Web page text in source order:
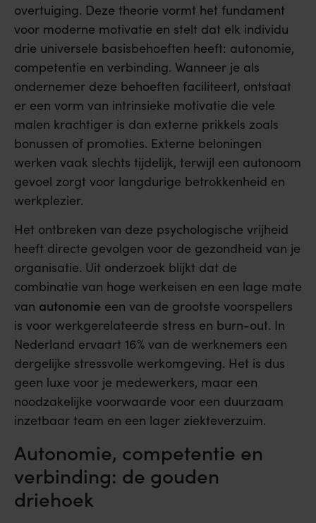
overtuiging. Deze theorie vormt het fundament
voor moderne motivatie en stelt dat elk individu
drie universele basisbehoeften heeft: autonomie,
competentie en verbinding. Wanneer je als
ondernemer deze behoeften faciliteert, ontstaat
er een vorm van intrinsieke motivatie die vele
malen krachtiger is dan externe prikkels zoals
bonussen of promoties. Externe beloningen
werken vaak slechts tijdelijk, terwijl een autonoom
gevoel zorgt voor langdurige betrokkenheid en
werkplezier.
Het ontbreken van deze psychologische vrijheid
heeft directe gevolgen voor de gezondheid van je
organisatie. Uit onderzoek blijkt dat de
combinatie van hoge werkeisen en een lage mate
van autonomie een van de grootste voorspellers
is voor werkgerelateerde stress en burn-out. In
Nederland ervaart 16% van de werknemers een
dergelijke stressvolle werkomgeving. Het is dus
geen luxe voor je medewerkers, maar een
noodzakelijke voorwaarde voor een duurzaam
inzetbaar team en een lager ziekteverzuim.
Autonomie, competentie en
verbinding: de gouden
driehoek